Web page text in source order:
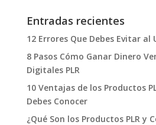
Entradas recientes
12 Errores Que Debes Evitar al
8 Pasos Cómo Ganar Dinero
Digitales PLR
10 Ventajas de los Productos
Debes Conocer
¿Qué Son los Productos PLR y